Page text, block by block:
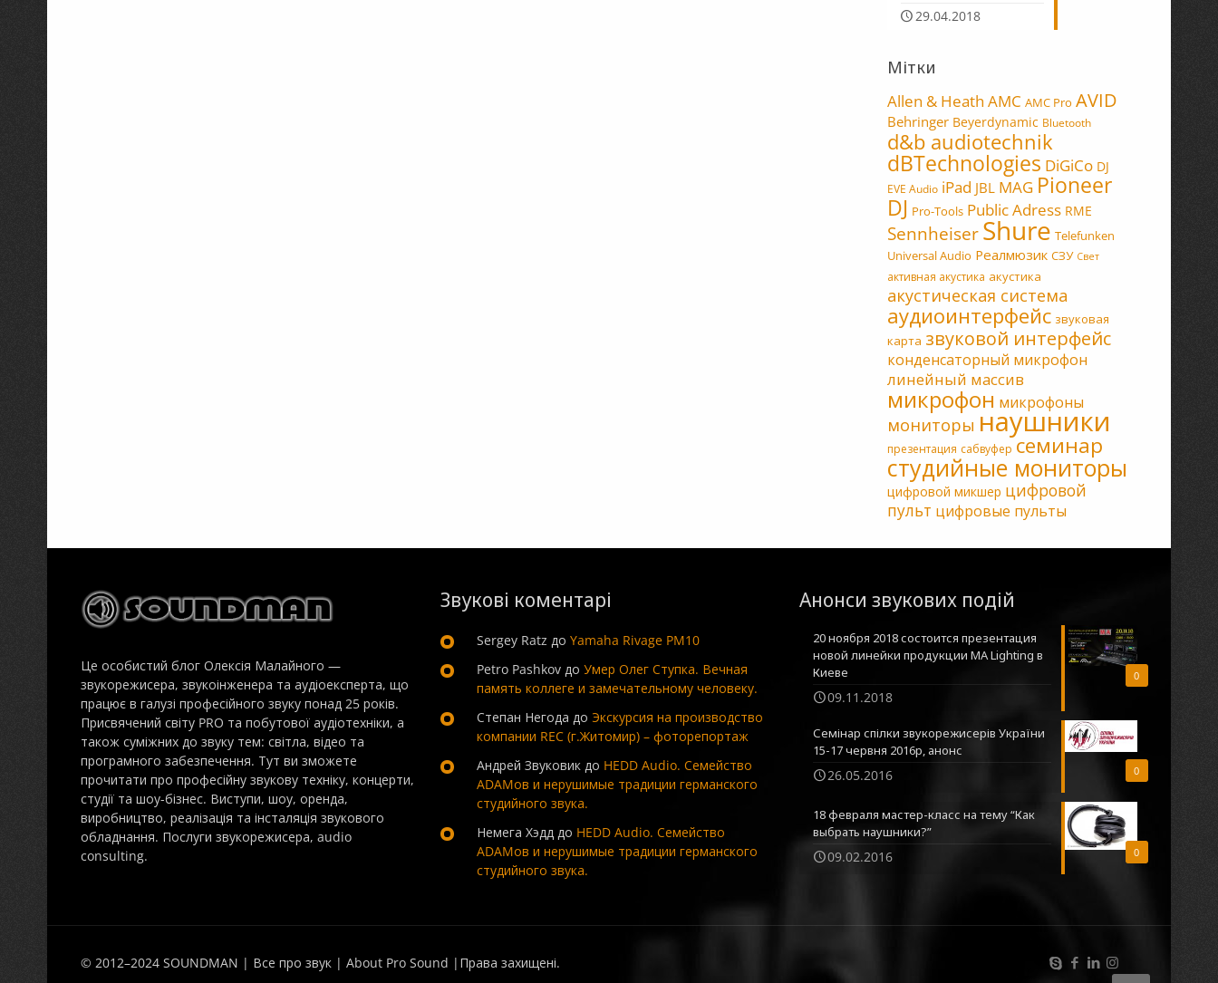
29.04.2018
Мітки
Allen & Heath AMC AMC Pro AVID
Behringer Beyerdynamic Bluetooth
d&b audiotechnik
dBTechnologies DiGiCo DJ
EVE Audio iPad JBL MAG Pioneer
DJ Pro-Tools Public Adress RME
Sennheiser Shure Telefunken
Universal Audio Реалмюзик СЗУ Свет
активная акустика акустика
акустическая система
аудиоинтерфейс звуковая
карта звуковой интерфейс
конденсаторный микрофон
линейный массив
микрофон микрофоны
мониторы наушники
презентация сабвуфер семинар
студийные мониторы
цифровой микшер цифровой
пульт цифровые пульты
Це особистий блог Олексія Малайного —
звукорежисера, звукоінженера та аудіоексперта, що
працює в галузі професійного звуку понад 25 років.
Присвячений світу PRO та побутової аудіотехніки, а
також суміжних до звуку тем: світла, відео та
програмного забезпечення. Тут ви зможете
прочитати про професійну звукову техніку, концерти,
студії та шоу-бізнес. Виступи, шоу, оренда,
виробництво, реалізація та інсталяція звукового
обладнання. Послуги звукорежисера, audio
consulting.
Звукові коментарі
Sergey Ratz до Yamaha Rivage PM10
Petro Pashkovдо Умер Олег Ступка. Вечная
память коллеге и замечательному человеку.
Степан Негода до Экскурсия на производство
компании REC (г.Житомир) – фоторепортаж
Андрей Звуковикдо HEDD Audio. Семейство
ADAMов и нерушимые традиции германского
студийного звука.
Немега Хэдддо HEDD Audio. Семейство
ADAMов и нерушимые традиции германского
студийного звука.
Анонси звукових подій
0
20 ноября 2018 состоится презентация
новой линейки продукции MA Lighting в
Киеве
09.11.2018
0
Семінар спілки звукорежисерів України
15-17 червня 2016р, анонс
26.05.2016
0
18 февраля мастер-класс на тему “Как
выбрать наушники?”
09.02.2016
© 2012–2024 SOUNDMAN | Все про звук | About Pro Sound |Права захищені.